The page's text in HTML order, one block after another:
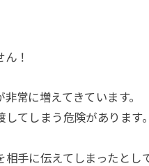
！
常に増えてきています。
てしまう危険があります。
手に伝えてしまったとし